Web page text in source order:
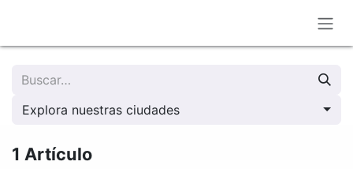
Explora nuestras ciudades
1 Artículo